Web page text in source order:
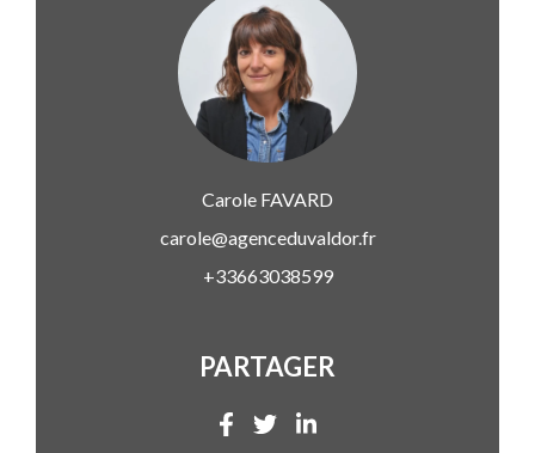
Carole FAVARD
carole@agenceduvaldor.fr
+33663038599
PARTAGER